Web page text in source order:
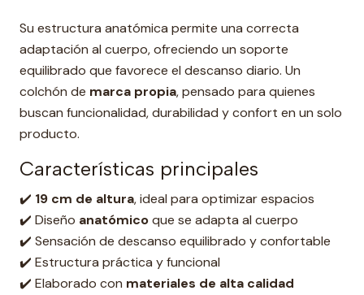
Su estructura anatómica permite una correcta
adaptación al cuerpo, ofreciendo un soporte
equilibrado que favorece el descanso diario. Un
colchón de marca propia, pensado para quienes
buscan funcionalidad, durabilidad y confort en un solo
producto.
Características principales
✔️ 19 cm de altura, ideal para optimizar espacios
✔️ Diseño anatómicoque se adapta al cuerpo
✔️ Sensación de descanso equilibrado y confortable
✔️ Estructura práctica y funcional
✔️ Elaborado con materiales de alta calidad